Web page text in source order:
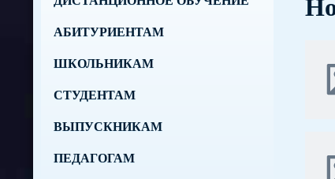
АБИТУРИЕНТАМ
ШКОЛЬНИКАМ
СТУДЕНТАМ
ВЫПУСКНИКАМ
ПЕДАГОГАМ